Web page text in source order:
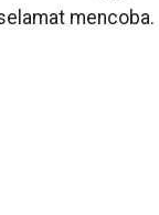
mencoba.